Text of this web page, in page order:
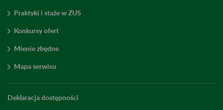
Praktyki i staże w ZUS
Konkursy ofert
Mienie zbędne
Mapa serwisu
Deklaracja dostępności